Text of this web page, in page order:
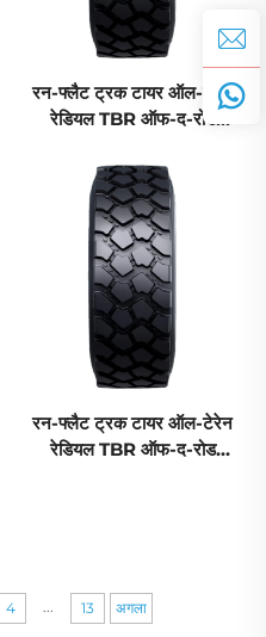
रन-फ्लैट ट्रक टायर ऑल-टेरेन
रेडियल TBR ऑफ-द-रोड
335/80R18 MPT टायर
रन-फ्लैट ट्रक टायर ऑल-टेरेन
रेडियल TBR ऑफ-द-रोड
4 13 अगला